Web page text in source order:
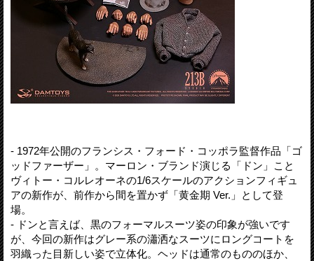
- 1972年公開のフランシス・フォード・コッポラ監督作品「ゴ
ッドファーザー」。マーロン・ブランド演じる「ドン」こと
ヴィトー・コルレオーネの1/6スケールのアクションフィギュ
アの新作が、前作から間を置かず「黄金期 Ver.」として登
場。
- ドンと言えば、黒のフォーマルスーツ姿の印象が強いです
が、今回の新作はグレー系の瀟洒なスーツにロングコートを
羽織った目新しい姿で立体化。ヘッドは通常のもののほか、